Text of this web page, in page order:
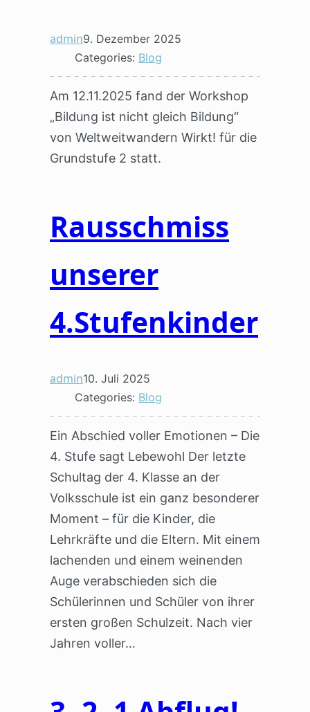
admin9. Dezember 2025
Categories: Blog
Am 12.11.2025 fand der Workshop
„Bildung ist nicht gleich Bildung“
von Weltweitwandern Wirkt! für die
Grundstufe 2 statt.
Rausschmiss
unserer
4.Stufenkinder
admin10. Juli 2025
Categories: Blog
Ein Abschied voller Emotionen – Die
4. Stufe sagt Lebewohl Der letzte
Schultag der 4. Klasse an der
Volksschule ist ein ganz besonderer
Moment – für die Kinder, die
Lehrkräfte und die Eltern. Mit einem
lachenden und einem weinenden
Auge verabschieden sich die
Schülerinnen und Schüler von ihrer
ersten großen Schulzeit. Nach vier
Jahren voller…